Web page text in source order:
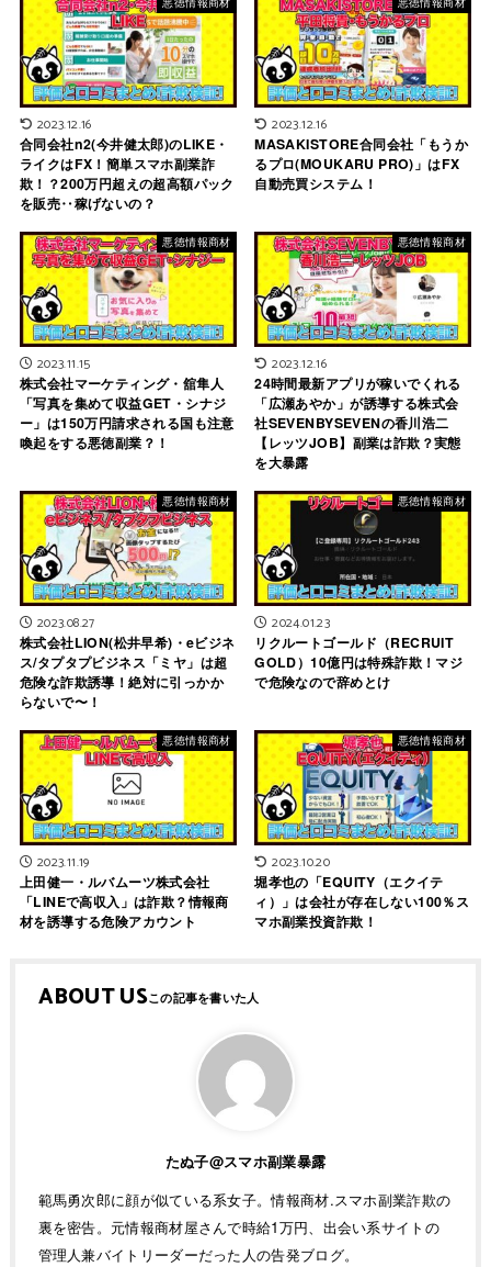
2023.12.16
合同会社n2(今井健太郎)のLIKE・
ライクはFX！簡単スマホ副業詐
欺！？200万円超えの超高額パック
を販売‥稼げないの？
2023.12.16
MASAKISTORE合同会社「もうか
るプロ(MOUKARU PRO)」はFX
自動売買システム！
悪徳情報商材
2023.11.15
株式会社マーケティング・舘隼人
「写真を集めて収益GET・シナジ
ー」は150万円請求される国も注意
喚起をする悪徳副業？！
悪徳情報商材
2023.12.16
24時間最新アプリが稼いでくれる
「広瀬あやか」が誘導する株式会
社SEVENBYSEVENの香川浩二
【レッツJOB】副業は詐欺？実態
を大暴露
悪徳情報商材
2023.08.27
株式会社LION(松井早希)・eビジネ
ス/タプタプビジネス「ミヤ」は超
危険な詐欺誘導！絶対に引っかか
らないで〜！
悪徳情報商材
2024.01.23
リクルートゴールド（RECRUIT
GOLD）10億円は特殊詐欺！マジ
で危険なので辞めとけ
悪徳情報商材
2023.11.19
上田健一・ルバムーツ株式会社
「LINEで高収入」は詐欺？情報商
材を誘導する危険アカウント
悪徳情報商材
2023.10.20
堀孝也の「EQUITY（エクイテ
ィ）」は会社が存在しない100％ス
マホ副業投資詐欺！
ABOUT US
たぬ子@スマホ副業暴露
範馬勇次郎に顔が似ている系女子。情報商材.スマホ副業詐欺の
裏を密告。元情報商材屋さんで時給1万円、出会い系サイトの
管理人兼バイトリーダーだった人の告発ブログ。